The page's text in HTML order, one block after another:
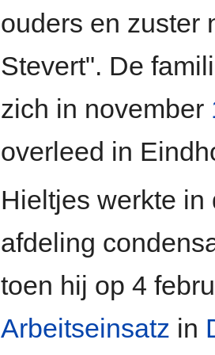
ouders en zuster
Stevert". De
zich in november
overleed in
Hieltjes werkte
afdeling
toen hij op 4
Arbeitseinsatz in